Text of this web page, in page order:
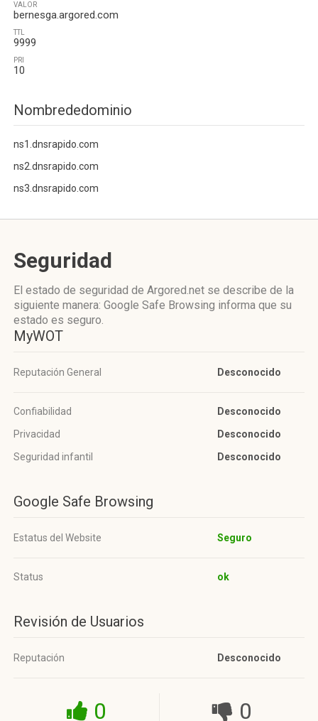
VALOR
bernesga.argored.com
TTL
9999
PRI
10
Nombrededominio
ns1.dnsrapido.com
ns2.dnsrapido.com
ns3.dnsrapido.com
Seguridad
El estado de seguridad de Argored.net se describe de la
siguiente manera: Google Safe Browsing informa que su
estado es seguro.
MyWOT
Reputación General Desconocido
Confiabilidad
Desconocido
Privacidad
Desconocido
Seguridad infantil
Desconocido
Google Safe Browsing
Estatus del Website Seguro
Status ok
Revisión de Usuarios
Reputación Desconocido
0 0